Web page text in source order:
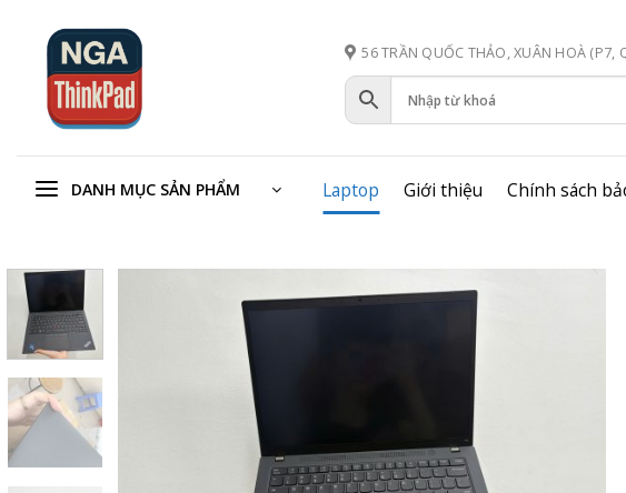
56 TRẦN QUỐC THẢO, XUÂN HOÀ (P7,
DANH MỤC SẢN PHẨM Laptop Giới thiệu Chính sách